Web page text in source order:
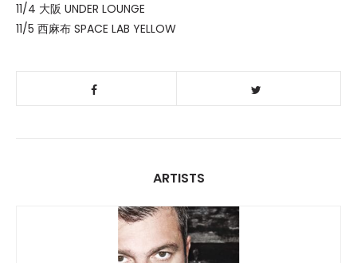
11/4 大阪 UNDER LOUNGE
11/5 西麻布 SPACE LAB YELLOW
ARTISTS